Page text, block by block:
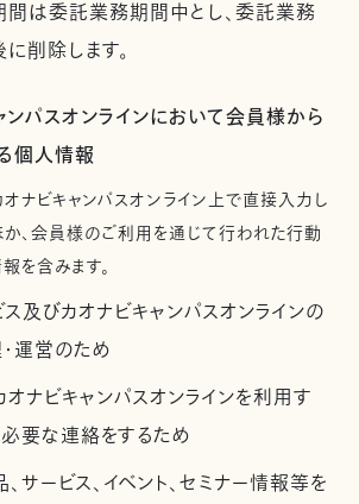
間は委託業務期間中とし、委託業務
削除します。
ンパスオンラインにおいて会員様から
個人情報
ナビキャンパスオンライン上で直接入力し
、会員様のご利用を通じて行われた行動
を含みます。
ス及びカオナビキャンパスオンラインの
運営のため
オナビキャンパスオンラインを利用す
要な連絡をするため
サービス、イベント、セミナー情報等を